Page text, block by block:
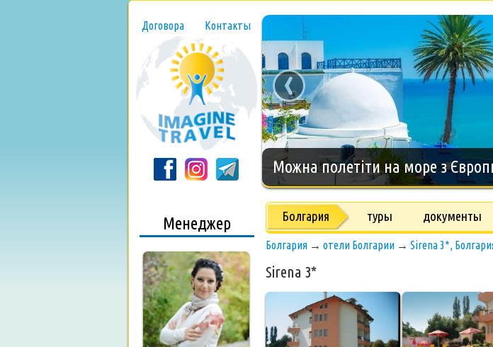
Договора Контакты
Новогодний тур на о.Занзибар,
‹
Менеджер Болгария туры документы
Болгария → отели Болгарии → Sirena 3*,
Sirena 3*